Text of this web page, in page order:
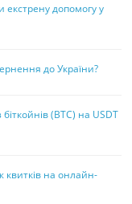
екстрену допомогу у
до України?
(BTC) на USDT
квитків на онлайн-